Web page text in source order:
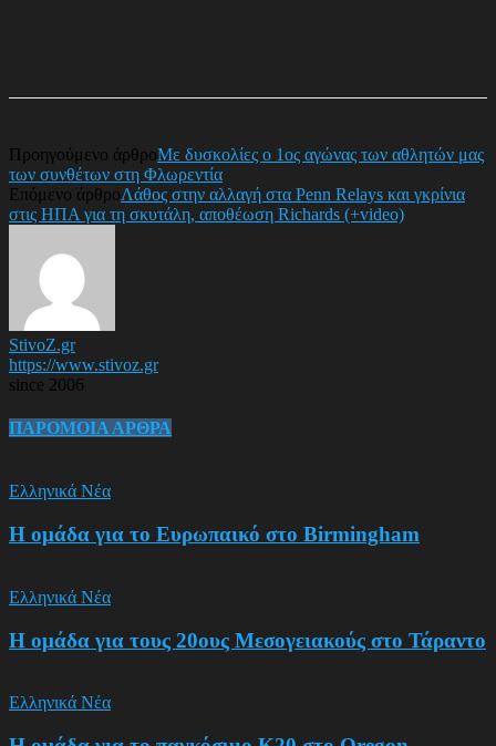
Προηγούμενο άρθροΜε δυσκολίες ο 1ος αγώνας των αθλητών μας
των συνθέτων στη Φλωρεντία
Επόμενο άρθροΛάθος στην αλλαγή στα Penn Relays και γκρίνια
στις ΗΠΑ για τη σκυτάλη, αποθέωση Richards (+video)
StivoZ.gr
https://www.stivoz.gr
since 2006
ΠΑΡΟΜΟΙΑ ΑΡΘΡΑ
Ελληνικά Νέα
Η ομάδα για το Ευρωπαικό στο Birmingham
Ελληνικά Νέα
Η ομάδα για τους 20ους Μεσογειακούς στο Τάραντο
Ελληνικά Νέα